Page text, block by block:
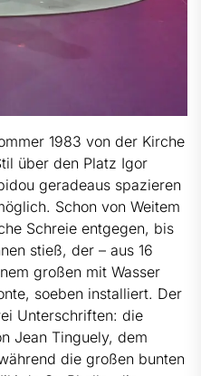
1983 von der Kirche
über den Platz Igor
geradeaus spazieren
Schon von Weitem
Schreie entgegen, bis
stieß, der – aus 16
großen mit Wasser
soeben installiert. Der
Unterschriften: die
Jean Tinguely, dem
die großen bunten